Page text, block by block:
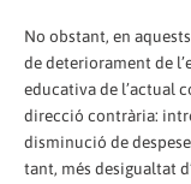
No obstant, en
de deteriorament de
educativa de l’actual
direcció contrària:
disminució de
tant, més desigualtat